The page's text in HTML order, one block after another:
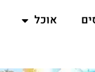
אוכל